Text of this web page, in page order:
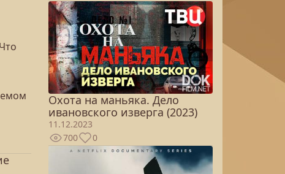
Охота на маньяка. Дело
ивановского изверга (2023)
11.12.2023
700
0